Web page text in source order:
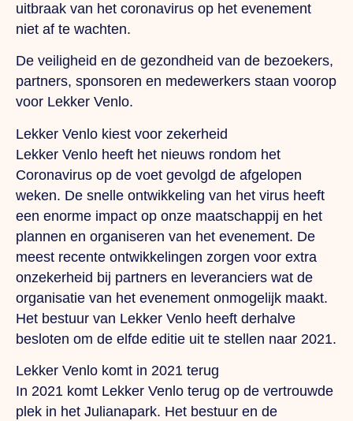
uitbraak van het coronavirus op het evenement
niet af te wachten.
De veiligheid en de gezondheid van de bezoekers,
partners, sponsoren en medewerkers staan voorop
voor Lekker Venlo.
Lekker Venlo kiest voor zekerheid
Lekker Venlo heeft het nieuws rondom het
Coronavirus op de voet gevolgd de afgelopen
weken. De snelle ontwikkeling van het virus heeft
een enorme impact op onze maatschappij en het
plannen en organiseren van het evenement. De
meest recente ontwikkelingen zorgen voor extra
onzekerheid bij partners en leveranciers wat de
organisatie van het evenement onmogelijk maakt.
Het bestuur van Lekker Venlo heeft derhalve
besloten om de elfde editie uit te stellen naar 2021.
Lekker Venlo komt in 2021 terug
In 2021 komt Lekker Venlo terug op de vertrouwde
plek in het Julianapark. Het bestuur en de